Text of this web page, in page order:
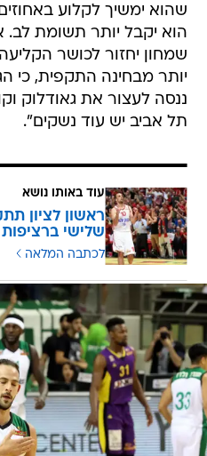
שהוא ימשיך לקלוע
הוא יקבל יותר תשומת לב.
שמחון יחזור לכושר
יותר מבחינה התקפית, כי
ננסה לעצור את גאודלוק
תל אביב יש עוד נשקים".
עוד באותו נושא
ראשון לציון
שלישי
לכתבה המלאה